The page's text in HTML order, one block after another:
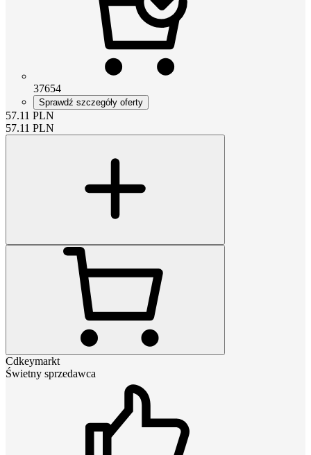
37654
Sprawdź szczegóły oferty
57.11 PLN
57.11 PLN
Cdkeymarkt
Świetny sprzedawca